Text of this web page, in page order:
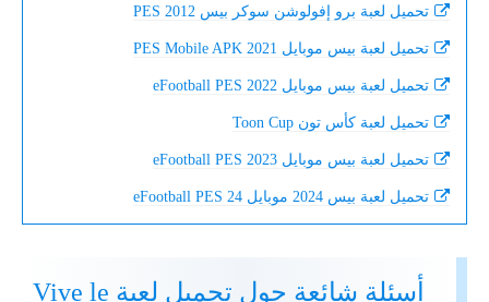
تحميل لعبة برو إفولوشن سوكر بيس PES 2012
تحميل لعبة بيس موبايل 2021 PES Mobile APK
تحميل لعبة بيس موبايل eFootball PES 2022
تحميل لعبة كأس تون Toon Cup
تحميل لعبة بيس موبايل eFootball PES 2023
تحميل لعبة بيس 2024 موبايل eFootball PES 24
أسئلة شائعة حول تحميل لعبة Vive le